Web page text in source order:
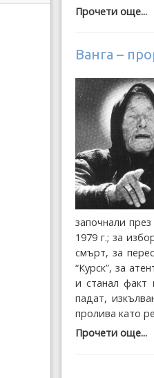
Прочети още...
Ванга –
започнали
1979 г.; за
смърт, за
“Курск”, за
и станал факт
падат,
пролива като
Прочети още...